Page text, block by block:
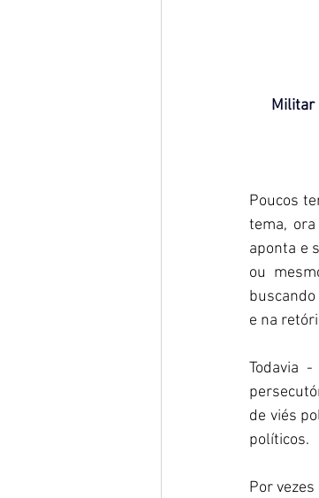
Militar
Poucos
tema,
aponta e
ou
e na
Todavia
de viés
políticos.
Por